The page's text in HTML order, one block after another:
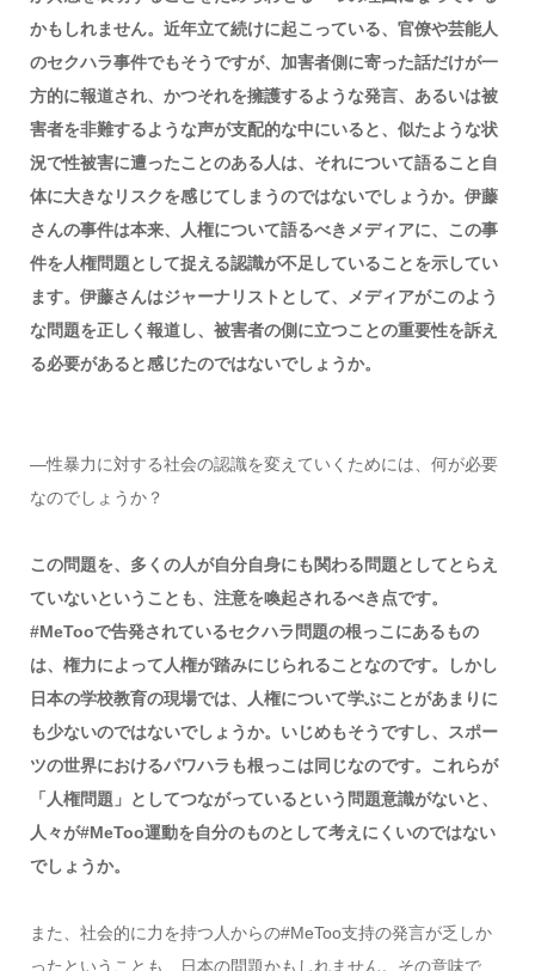
かもしれません。近年立て続けに起こっている、官僚や芸能人
のセクハラ事件でもそうですが、加害者側に寄った話だけが一
方的に報道され、かつそれを擁護するような発言、あるいは被
害者を非難するような声が支配的な中にいると、似たような状
況で性被害に遭ったことのある人は、それについて語ること自
体に大きなリスクを感じてしまうのではないでしょうか。伊藤
さんの事件は本来、人権について語るべきメディアに、この事
件を人権問題として捉える認識が不足していることを示してい
ます。伊藤さんはジャーナリストとして、メディアがこのよう
な問題を正しく報道し、被害者の側に立つことの重要性を訴え
る必要があると感じたのではないでしょうか。
―性暴力に対する社会の認識を変えていくためには、何が必要
なのでしょうか？
この問題を、多くの人が自分自身にも関わる問題としてとらえ
ていないということも、注意を喚起されるべき点です。
#MeTooで告発されているセクハラ問題の根っこにあるもの
は、権力によって人権が踏みにじられることなのです。しかし
日本の学校教育の現場では、人権について学ぶことがあまりに
も少ないのではないでしょうか。いじめもそうですし、スポー
ツの世界におけるパワハラも根っこは同じなのです。これらが
「人権問題」としてつながっているという問題意識がないと、
人々が#MeToo運動を自分のものとして考えにくいのではない
でしょうか。
また、社会的に力を持つ人からの#MeToo支持の発言が乏しか
ったということも、日本の問題かもしれません。その意味で、